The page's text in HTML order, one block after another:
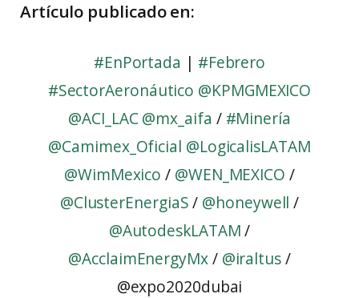
Artículo publicado en:
#EnPortada | #Febrero
#SectorAeronáutico @KPMGMEXICO
@ACI_LAC @mx_aifa / #Minería
@Camimex_Oficial @LogicalisLATAM
@WimMexico / @WEN_MEXICO /
@ClusterEnergiaS/ @honeywell /
@AutodeskLATAM/
@AcclaimEnergyMx/ @iraltus/
@expo2020dubai